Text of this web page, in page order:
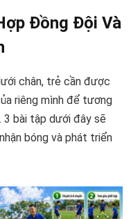
Đồng Đội Và
chân, trẻ cần được
riêng mình để tương
3 bài tập dưới đây sẽ
bóng và phát triển